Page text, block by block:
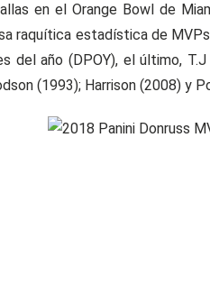
en el Orange Bowl de
raquítica estadística de
del año (DPOY), el último,
(1993); Harrison (2008) y